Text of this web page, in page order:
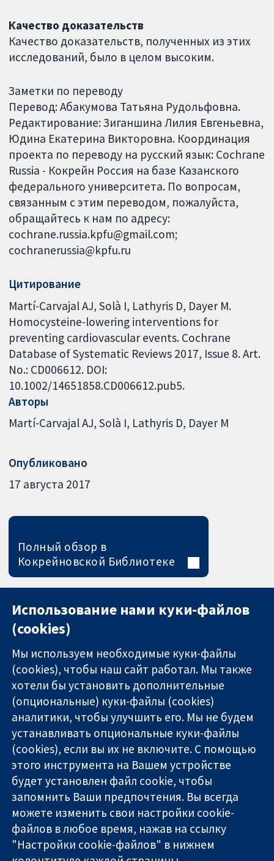
Качество доказательств
Качество доказательств, полученных из этих
исследований, было в целом высоким.
Заметки по переводу
Перевод: Абакумова Татьяна Рудольфовна.
Редактирование: Зиганшина Лилия Евгеньевна,
Юдина Екатерина Викторовна. Координация
проекта по переводу на русский язык: Cochrane
Russia - Кокрейн Россия на базе Казанского
федерального университета. По вопросам,
связанным с этим переводом, пожалуйста,
обращайтесь к нам по адресу:
cochrane.russia.kpfu@gmail.com;
cochranerussia@kpfu.ru
Цитирование
Martí-Carvajal AJ, Solà I, Lathyris D, Dayer M.
Homocysteine-lowering interventions for
preventing cardiovascular events. Cochrane
Database of Systematic Reviews 2017, Issue 8. Art.
No.: CD006612. DOI:
10.1002/14651858.CD006612.pub5.
Авторы
Martí-Carvajal AJ Solà I Lathyris D Dayer M
Опубликовано
17 августа 2017
Полный обзор в
Кокрейновской Библиотеке
Надёжные
доказательства
Информированные
решения
Во благо
здоровья
11-13 Cavendish
Square
London
W1G 0AN
United Kingdom
Связаться с
нами
Новости
Пресс-
служба
О нас
Работа
Cochrane
Library
Использование нами куки-файлов
(cookies)
Мы используем необходимые куки-файлы
(cookies), чтобы наш сайт работал. Мы также
хотели бы установить дополнительные
(опциональные) куки-файлы (cookies)
аналитики, чтобы улучшить его. Мы не будем
устанавливать опциональные куки-файлы
(cookies), если вы их не включите. С помощью
этого инструмента на Вашем устройстве
будет установлен файл cookie, чтобы
запомнить Ваши предпочтения. Вы всегда
можете изменить свои настройки cookie-
файлов в любое время, нажав на ссылку
"Настройки cookie-файлов" в нижнем